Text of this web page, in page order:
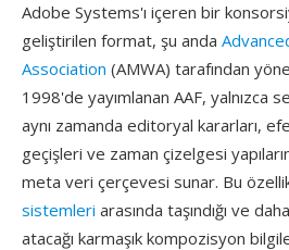
Adobe Systems'ı içeren bir
geliştirilen format, şu anda
Association (AMWA) tarafından
1998'de yayımlanan AAF, yalnızca
aynı zamanda editoryal kararları,
geçişleri ve zaman çizelgesi
meta veri çerçevesi sunar. Bu
sistemleri arasında taşındığı ve
atacağı karmaşık kompozisyon